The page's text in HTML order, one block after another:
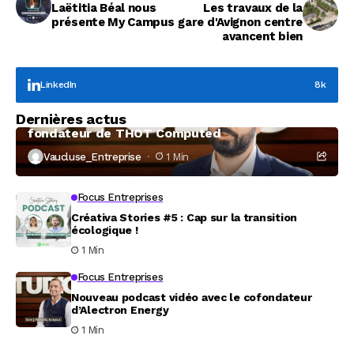
Laëtitia Béal nous
présente My Campus
Les travaux de la
gare d'Avignon centre
avancent bien
LinkedIn 8k
Dernières actus
À la rencontre de Christophe Coeffier, dirigeant
fondateur de THOT Computed
Vaucluse_Entreprise 1 Min
Focus Entreprises
Créativa Stories #5 : Cap sur la transition
écologique !
1 Min
Focus Entreprises
Nouveau podcast vidéo avec le cofondateur
d’Alectron Energy
1 Min